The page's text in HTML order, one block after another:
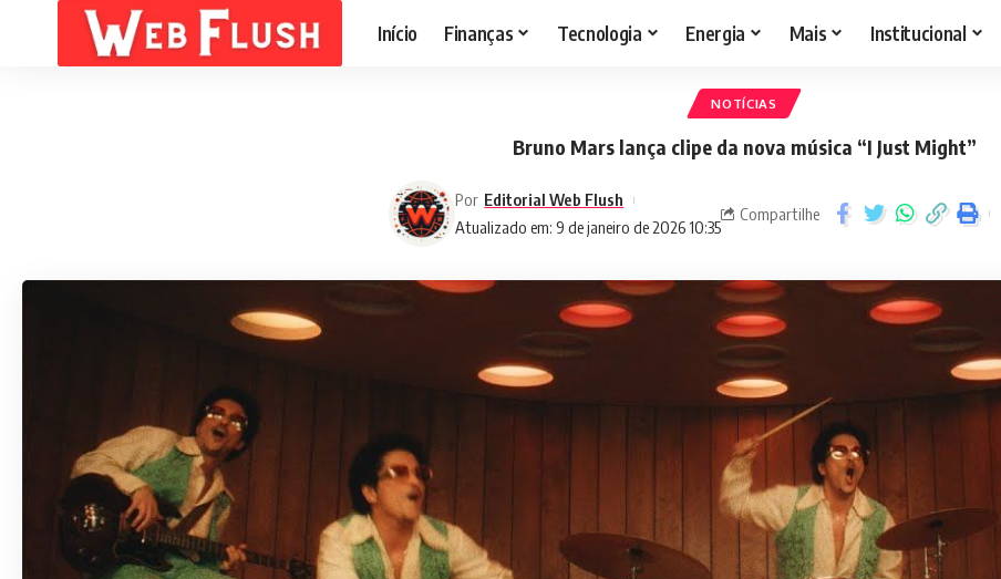
Início Finanças Tecnologia Energia Mais Institucional
NOTÍCIAS
Bruno Mars lança clipe da nova música “I Just Might”
Atualizado em: 9 de janeiro de 2026 10:35
Por Editorial Web Flush
Compartilhe